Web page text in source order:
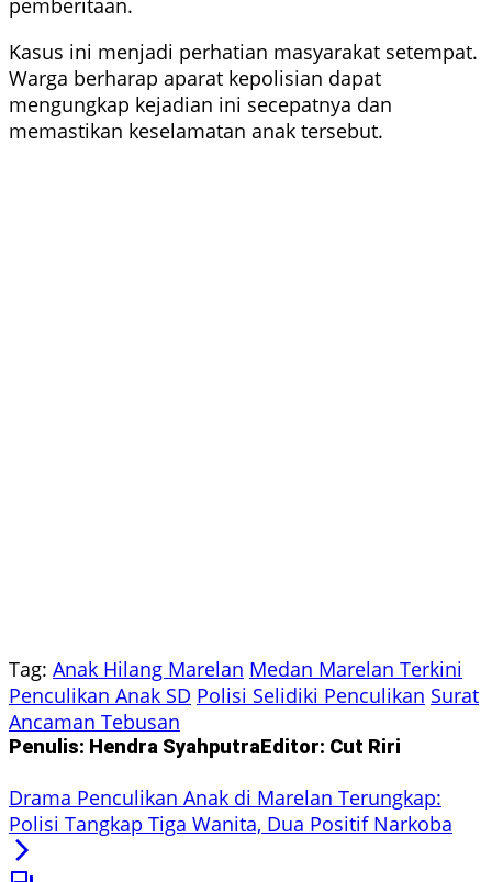
pemberitaan.
Kasus ini menjadi perhatian masyarakat setempat.
Warga berharap aparat kepolisian dapat
mengungkap kejadian ini secepatnya dan
memastikan keselamatan anak tersebut.
Tag: Anak Hilang Marelan Medan Marelan Terkini
Penculikan Anak SD Polisi Selidiki Penculikan Surat
Ancaman Tebusan
Penulis: Hendra SyahputraEditor: Cut Riri
Drama Penculikan Anak di Marelan Terungkap:
Polisi Tangkap Tiga Wanita, Dua Positif Narkoba